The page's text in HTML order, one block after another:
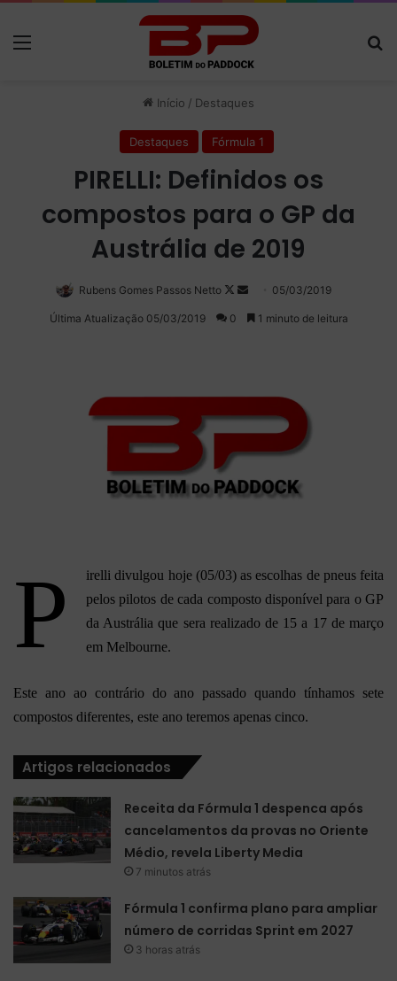
Início / Destaques
Destaques Fórmula 1
PIRELLI: Definidos os
compostos para o GP da
Austrália de 2019
Rubens Gomes Passos Netto
Follow
on
Mande
um
05/03/2019
Última Atualização 05/03/2019 0 1 minuto de leitura
P
irelli divulgou hoje (05/03) as escolhas de pneus feita
pelos pilotos de cada composto disponível para o GP
da Austrália que sera realizado de 15 a 17 de março
em Melbourne.
Este ano ao contrário do ano passado quando tínhamos sete
compostos diferentes, este ano teremos apenas cinco.
Artigos relacionados
Receita da Fórmula 1 despenca após
cancelamentos da provas no Oriente
Médio, revela Liberty Media
7 minutos atrás
Fórmula 1 confirma plano para ampliar
número de corridas Sprint em 2027
3 horas atrás